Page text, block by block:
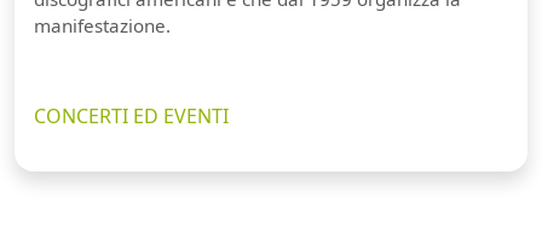
manifestazione.
CONCERTI ED EVENTI